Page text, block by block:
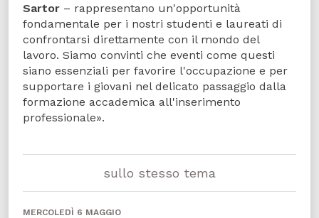
Sartor – rappresentano un'opportunità
fondamentale per i nostri studenti e laureati di
confrontarsi direttamente con il mondo del
lavoro. Siamo convinti che eventi come questi
siano essenziali per favorire l'occupazione e per
supportare i giovani nel delicato passaggio dalla
formazione accademica all'inserimento
professionale».
sullo stesso tema
MERCOLEDÌ 6 MAGGIO